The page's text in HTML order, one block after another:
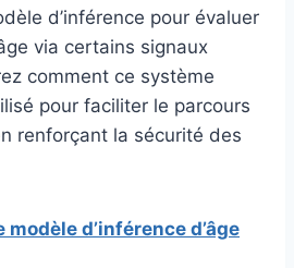
d’inférence pour évaluer
via certains signaux
comment ce système
pour faciliter le parcours
renforçant la sécurité des
d’inférence d’âge